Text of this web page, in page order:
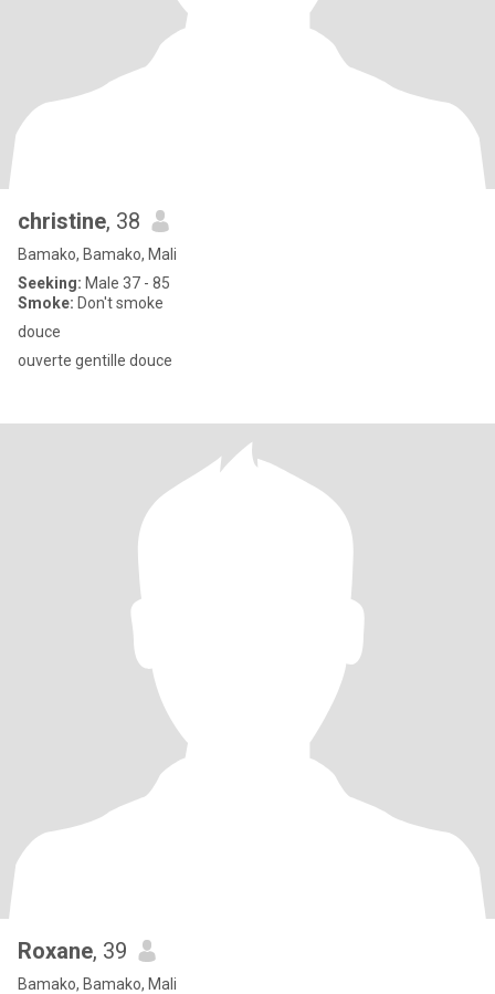
christine, 38
Bamako, Bamako, Mali
Seeking: Male 37 - 85
Smoke: Don't smoke
douce
ouverte gentille douce
Roxane, 39
Bamako, Bamako, Mali